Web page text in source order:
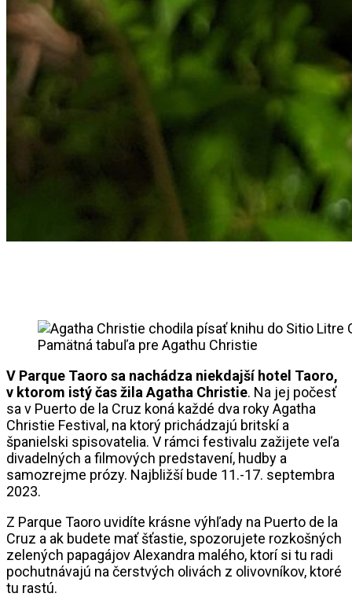
Pamätná tabuľa pre Agathu Christie
V Parque Taoro sa nachádza niekdajší hotel Taoro,
v ktorom istý čas žila Agatha Christie. Na jej počesť
sa v Puerto de la Cruz koná každé dva roky Agatha
Christie Festival, na ktorý prichádzajú britskí a
španielski spisovatelia. V rámci festivalu zažijete veľa
divadelných a filmových predstavení, hudby a
samozrejme prózy. Najbližší bude 11.-17. septembra
2023.
Z Parque Taoro uvidíte krásne výhľady na Puerto de la
Cruz a ak budete mať šťastie, spozorujete rozkošných
zelených papagájov Alexandra malého, ktorí si tu radi
pochutnávajú na čerstvých olivách z olivovníkov, ktoré
tu rastú.